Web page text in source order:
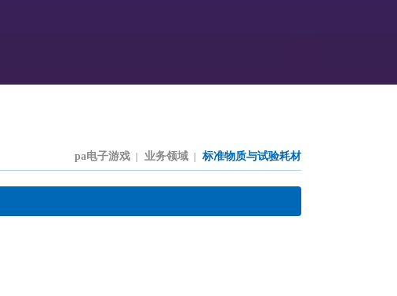
pa电子游戏 业务领域 标准物质与试验耗材